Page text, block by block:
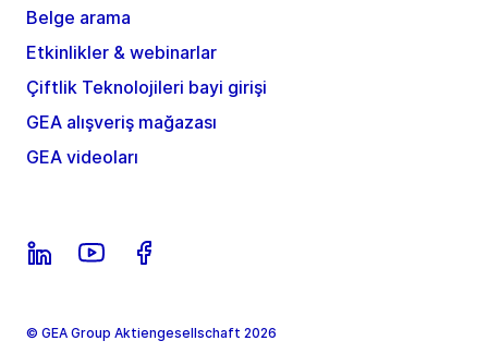
Belge arama
Etkinlikler & webinarlar
Çiftlik Teknolojileri bayi girişi
GEA alışveriş mağazası
GEA videoları
© GEA Group Aktiengesellschaft 2026